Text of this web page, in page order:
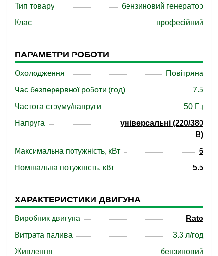
Тип товару
бензиновий генератор
Клас
професійний
ПАРАМЕТРИ РОБОТИ
Охолодження
Повітряна
Час безперервної роботи (год)
7.5
Частота струму/напруги
50 Гц
Напруга
універсальні (220/380
В)
Максимальна потужність, кВт
6
Номінальна потужність, кВт
5.5
ХАРАКТЕРИСТИКИ ДВИГУНА
Виробник двигуна
Rato
Витрата палива
3.3 л/год
Живлення
бензиновий